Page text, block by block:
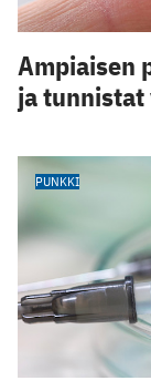
Ampiaisen
ja
PUNKKI